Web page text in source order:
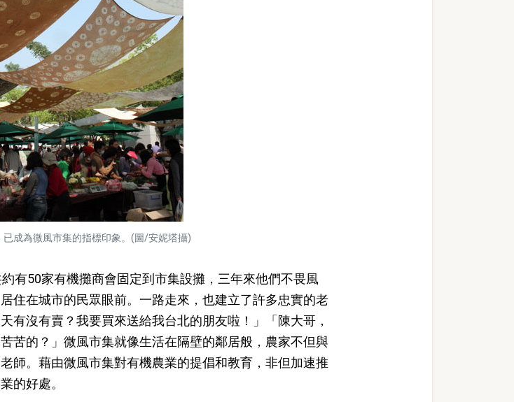
已成為微風市集的指標印象。(圖/安妮塔攝)
50家有機攤商會固定到市集設攤，三年來他們不畏風
住在城市的民眾眼前。一路走來，也建立了許多忠實的老
有沒有賣？我要買來送給我台北的朋友啦！」「陳大哥，
苦的？」微風市集就像生活在隔壁的鄰居般，農家不但與
師。藉由微風市集對有機農業的提倡和教育，非但加速推
的好處。